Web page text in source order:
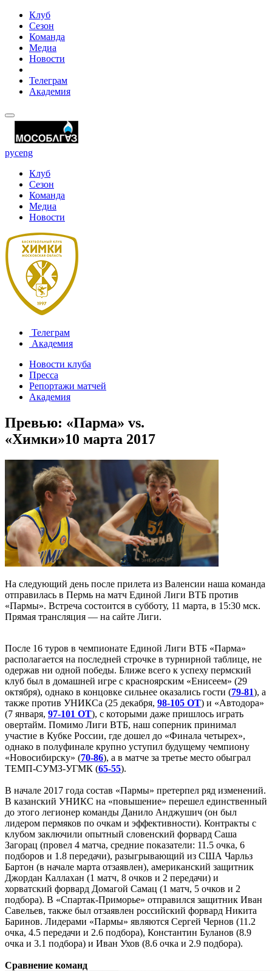
Клуб
Сезон
Команда
Медиа
Новости
Телеграм
Академия
русeng
Клуб
Сезон
Команда
Медиа
Новости
Телеграм
Академия
Новости клуба
Пресса
Репортажи матчей
Академия
Превью: «Парма» vs.
«Химки»10 марта 2017
На следующий день после прилета из Валенсии наша команда
отправилась в Пермь на матч Единой Лиги ВТБ против
«Пармы». Встреча состоится в субботу, 11 марта, в 15:30 мск.
Прямая трансляция — на сайте Лиги.
После 16 туров в чемпионате Единой Лиги ВТБ «Парма»
располагается на последней строчке в турнирной таблице, не
одержав ни одной победы. Ближе всего к успеху пермский
клуб был в домашней игре с красноярским «Енисеем» (29
октября), однако в концовке сильнее оказались гости (79-81), а
также против УНИКСа (25 декабря, 98-105 OT) и «Автодора»
(7 января, 97-101 OT), с которыми даже пришлось играть
овертайм. Помимо Лиги ВТБ, наш соперник принимал
участие в Кубке России, где дошел до «Финала четырех»,
однако в полуфинале крупно уступил будущему чемпиону
«Новосибирску» (70-86), а в матче за третье место обыграл
ТЕМП-СУМЗ-УГМК (65-55).
В начале 2017 года состав «Пармы» претерпел ряд изменений.
В казанский УНИКС на «повышение» перешел единственный
до этого легионер команды Данило Анджушич (он был
лидером пермяков по очкам и эффективности). Контракты с
клубом заключили опытный словенский форвард Саша
Загорац (провел 4 матча, средние показатели: 11.5 очка, 6
подборов и 1.8 передачи), разыгрывающий из США Чарльз
Бартон (в начале марта отзаявлен), американский защитник
Джордан Каллахан (1 матч, 8 очков и 2 передачи) и
хорватский форвард Домагой Самац (1 матч, 5 очков и 2
подбора). В «Спартак-Приморье» отправился защитник Иван
Савельев, также был отзаявлен российский форвард Никита
Баринов. Лидерами «Пармы» являются Сергей Чернов (11.2
очка, 4.5 передачи и 2.6 подбора), Константин Буланов (8.9
очка и 3.1 подбора) и Иван Ухов (8.6 очка и 2.9 подбора).
Сравнение команд